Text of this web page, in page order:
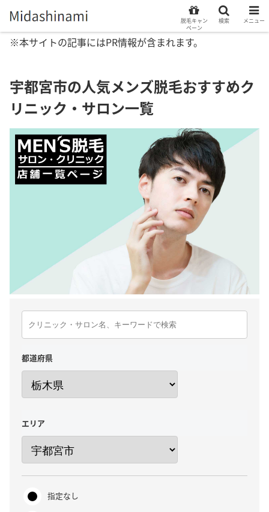
※本サイトの記事にはPR情報が含まれます。
宇都宮市の人気メンズ脱毛おすすめク
リニック・サロン一覧
都道府県
エリア
指定なし
脱毛キャン
ペーン
検索 メニュー